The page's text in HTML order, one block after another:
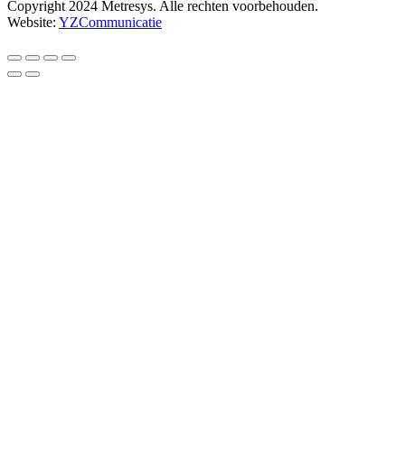
Copyright 2024 Metresys. Alle rechten voorbehouden.
Website: YZCommunicatie